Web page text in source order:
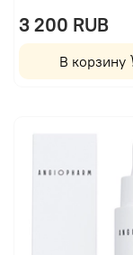
3 200 RUB
В корзину